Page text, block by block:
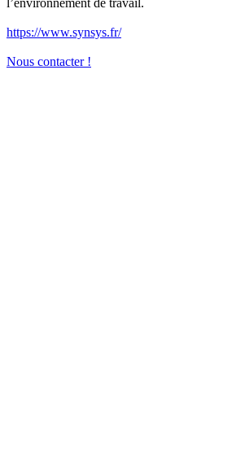
l’environnement de travail.
https://www.synsys.fr/
Nous contacter !